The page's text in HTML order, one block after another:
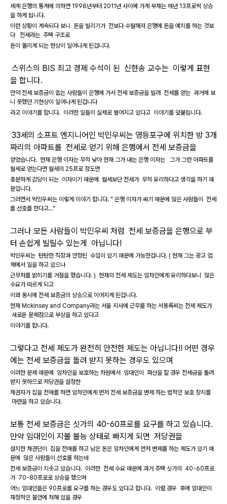
세계 은행의 통계에 의하면 1998년부터 2011년 사이에 가계 부채는 매년 13프로씩 상승
을 하게 됩니다.
이런 상황이 계속되다 보니 돈을 빌리기가 전보다 수월해져 은행에 돈을 예치를 하는 것보
다 전세라는 주택 구조로
돈이 몰리게 되는 현상이 일어나게 된겁니다.
스위스의 BIS 최고 경제 수석이 된 신현송 교수는 이렇게 표현
을 합니다.
만약 전세 보증금이 없는 사람들이 은행에 가서 전세 보증금을 빌려 전세를 얻는 과거에 보
니 못했던 기현상이 일어나게 된겁니다
라고 이야기를 합니다. 이러한 일들이 실제로 벌어지고 있다고 이야기를 덧붙힙니다.
33세의 소프트 엔지니어인 박민우씨는 영등포구에 위치한 방 3개
짜리의 아파트를 전세로 얻기 위해 은행에서 전세 보증금을
얻었습니다. 현재 은행 이자는 무척 낮아 현재 그가 내는 은행 이자는 그가 그런 아파트를
월세로 얻는다면 월세의 25프로 정도면
충분하게 감당이 되는 이자이기 때문에 월세보단 전세가 무척 유리하다고 생각을 하기 때
문입니다.
그러면서 박민우씨는 이렇게 이야기 합니다. " 은행 이자가 싸기 때문에 많은 사람들이 전세
를 선호를 한다고..."
그러나 모든 사람들이 박민우씨 처럼 전세 보증금을 은행으로 부
터 손쉽게 빌릴수 있는게 아닙니다!
박민우씨는 탄탄한 직장과 안정된 수입이 있기 때문에 가능한겁니다. ( 현재 그는 광고 업
체에서 일을 하고 있으나
근무처를 밝히기를 거절을 했습니다. ) 현재의 전세 제도는 임차인에게 유리하다보니 많은
수요가 따르게 되고
이와 동시에 전세 보증금의 상승으로 이어지게 된겁니다.
현재 Mckinsey and Company라는 서울 지사에 근무를 하는 서동록씨는 전세 제도가
새로운 문제점으로 부상을 하고 있다고
이야기를 합니다.
그렇다고 전세 제도가 완전히 안전한 제도는 아닙니다!! 어떤 경우
에는 전세 보증금을 돌려 받지 못하는 경우도 있으며
이러한 문제 때문에 임차인을 보호하는 차원에서 임대인이 파산을 할 경우 전세금을 돌려
받지 못하므로 저당권을 설정한
채권자가 집을 전매를 하면 임차인에게 번저 전세 보증금을 변제 하는 법적인 보호 장치를
마련을 하고 있습니다.
보통 전세 보증금은 싯가의 40-60프로를 요구를 하고 있습니다.
만약 임대인이 지불 불능 상태로 빠지게 되면 저당권을
설치한 채권단이 집을 전매를 하고 남은 돈은 임차인에게 먼저 변제를 하는 제도가 있기 때
문에 많은 사람들이 선호를 하는바
전세 보증금이 치솟고 있습니다. 이러한 전세 수요 때문에 과거 주택 싯가의 40-60프로
가 70-80프로로 상승을 했으며
어느 임대인들은 90프로를 요구를 하는 경우도 있다고 합니다. 이럴 경우 후에 임대인이
재정적인 불안에 처해 있을 경우